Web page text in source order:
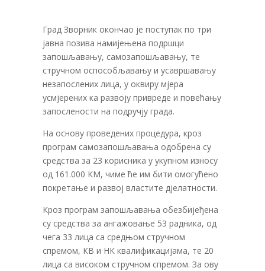
Град Зворник окончао је поступак по три
јавна позива намијењена подршци
запошљавању, самозапошљавању, те
стручном оспособљавању и усавршавању
незапослених лица, у оквиру мјера
усмјерених ка развоју привреде и повећању
запослености на подручју града.
На основу проведених процедура, кроз
програм самозапошљавања одобрена су
средства за 23 корисника у укупном износу
од 161.000 КМ, чиме ће им бити омогућено
покретање и развој властите дјелатности.
Кроз програм запошљавања обезбијеђена
су средства за ангажовање 53 радника, од
чега 33 лица са средњом стручном
спремом, КВ и НК квалификацијама, те 20
лица са високом стручном спремом. За ову